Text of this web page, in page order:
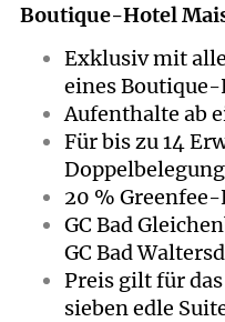
Boutique-Hotel
Exklusiv mit
eines
Aufenthalte ab
Für bis zu 14
20 %
GC Bad
GC Bad
Preis gilt für
sieben edle